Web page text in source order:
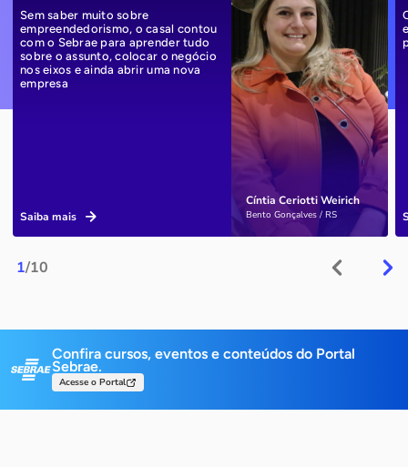
1/10
Cíntia Ceriotti Weirich
Bento Gonçalves / RS
Sem saber muito sobre
empreendedorismo, o casal contou
com o Sebrae para aprender tudo
sobre o assunto, colocar o negócio
nos eixos e ainda abrir uma nova
empresa
Saiba mais
Confira cursos, eventos e conteúdos do Portal
Sebrae.
Acesse o Portal